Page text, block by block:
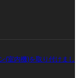
(室内機)を取り付けまし